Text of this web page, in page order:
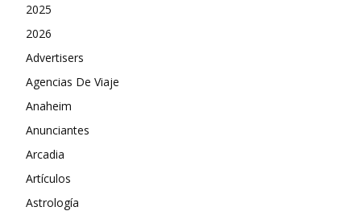
2025
2026
Advertisers
Agencias De Viaje
Anaheim
Anunciantes
Arcadia
Artículos
Astrología